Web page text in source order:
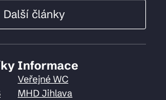
Další články
Informace
Veřejné WC
MHD Jihlava